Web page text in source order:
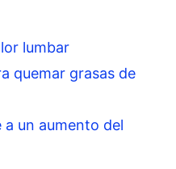
lumbar
quemar grasas de
un aumento del